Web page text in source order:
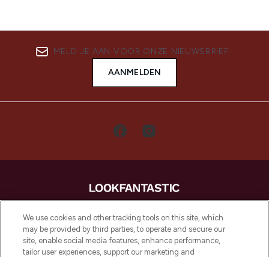
MELD JE AAN VOOR ONZE NIEUWSBRIEF
AANMELDEN
LOOKFANTASTIC is de ultieme online
beautybestemming van Europa, met de
beste huidverzorging, haarproducten en
make-up van meer dan 200 topmerken.
We use cookies and other tracking tools on this site, which
may be provided by third parties, to operate and secure our
site, enable social media features, enhance performance,
tailor user experiences, support our marketing and